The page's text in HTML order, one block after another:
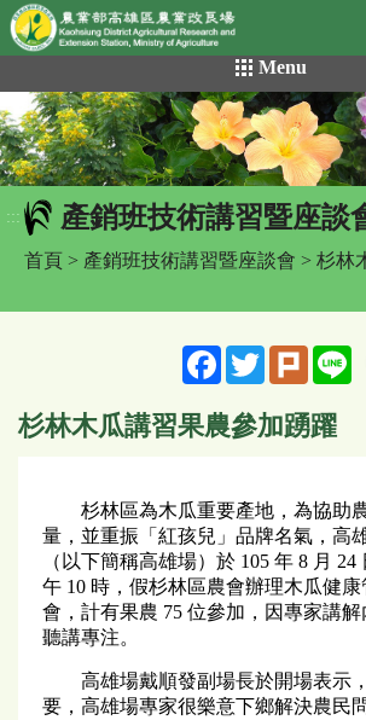
網頁置頂
到
主
要
內
容
區
Menu
::: 產銷班技術講習暨座談
首頁 > 產銷班技術講習暨座談會 > 杉林
FacebookTwitterPlurk
杉林木瓜講習果農參加踴躍
杉林區為木瓜重要產地，為協助
量，並重振「紅孩兒」品牌名氣，高
（以下簡稱高雄場）於 105 年 8 月
午 10 時，假杉林區農會辦理木瓜健
會，計有果農 75 位參加，因專家講
聽講專注。
高雄場戴順發副場長於開場表示
要，高雄場專家很樂意下鄉解決農民